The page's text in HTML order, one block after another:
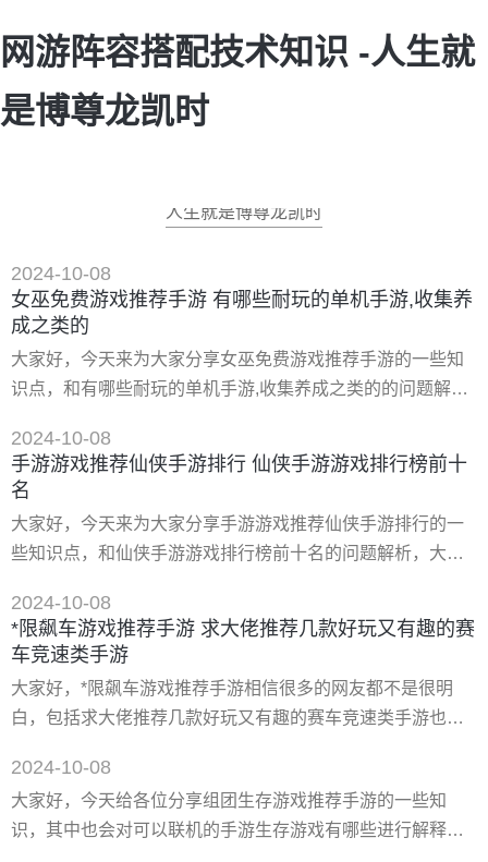
网游阵容搭配技术知识 -人生就
是博尊龙凯时
人生就是博尊龙凯时
2024-10-08
女巫免费游戏推荐手游 有哪些耐玩的单机手游,收集养
成之类的
大家好，今天来为大家分享女巫免费游戏推荐手游的一些知
识点，和有哪些耐玩的单机手游,收集养成之类的的问题解
以看看本篇文章，相信很大概率可以解决您的问题，接下来
我们就一起来看看吧！ 一、有哪些耐玩的单机手游,收集养成
是“女巫喷泉”系列游戏中*经典的一个。这部分的作品承担了
上一局的故事情节
2024-10-08
手游游戏推荐仙侠手游排行 仙侠手游游戏排行榜前十
名
大家好，今天来为大家分享手游游戏推荐仙侠手游排行的一
些知识点，和仙侠手游游戏排行榜前十名的问题解析，大家
篇文章，相信很大概率可以解决您的问题，接下来我们就一
起来看看吧！ 一、新鲜有趣!抖音仙侠手游排行榜前十游戏攻
戏感受。在这类游戏中，你可以化身各类角色，体验华丽的
武侠世界，领略仙侠之美。今天
2024-10-08
*限飙车游戏推荐手游 求大佬推荐几款好玩又有趣的赛
车竞速类手游
大家好，*限飙车游戏推荐手游相信很多的网友都不是很明
白，包括求大佬推荐几款好玩又有趣的赛车竞速类手游也是
戏推荐手游和求大佬推荐几款好玩又有趣的赛车竞速类手游
的一些知识点，大家可以关注收藏，免得下次来找不到哦，
下面我们开始吧！ 一、手机*好玩赛车游戏有哪些 1、car
2024-10-08
大家好，今天给各位分享组团生存游戏推荐手游的一些知
识，其中也会对可以联机的手游生存游戏有哪些进行解释，